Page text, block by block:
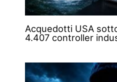
Acquedotti USA
4.407 controller